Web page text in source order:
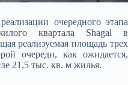
очередного этапа
квартала Shagal в
реализуемая площадь трех
очереди, как ожидается,
21,5 тыс. кв. м жилья.